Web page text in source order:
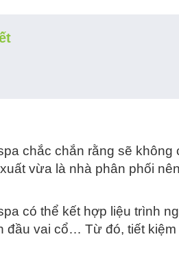
chắc chắn rằng sẽ không
vừa là nhà phân phối
có thể kết hợp liệu trình
đầu vai cổ… Từ đó, tiết kiệm